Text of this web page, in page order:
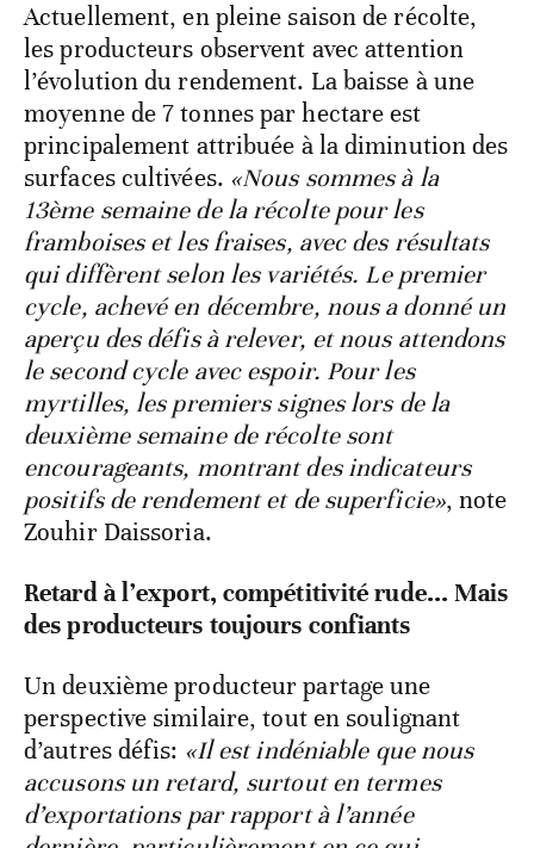
Actuellement, en pleine saison de récolte,
les producteurs observent avec attention
l’évolution du rendement. La baisse à une
moyenne de 7 tonnes par hectare est
principalement attribuée à la diminution des
surfaces cultivées. «Nous sommes à la
13ème semaine de la récolte pour les
framboises et les fraises, avec des résultats
qui diffèrent selon les variétés. Le premier
cycle, achevé en décembre, nous a donné un
aperçu des défis à relever, et nous attendons
le second cycle avec espoir. Pour les
myrtilles, les premiers signes lors de la
deuxième semaine de récolte sont
encourageants, montrant des indicateurs
positifs de rendement et de superficie», note
Zouhir Daissoria.
Retard à l’export, compétitivité rude... Mais
des producteurs toujours confiants
Un deuxième producteur partage une
perspective similaire, tout en soulignant
d’autres défis: «Il est indéniable que nous
accusons un retard, surtout en termes
d’exportations par rapport à l’année